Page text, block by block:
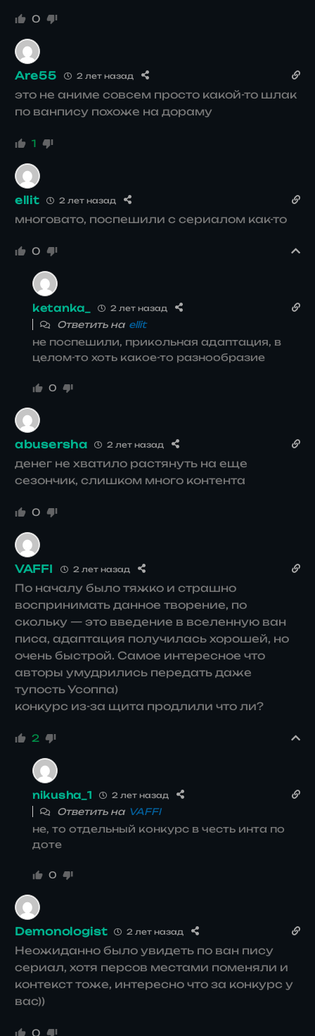
0
Are55 2 лет назад
это не аниме совсем просто какой-то шлак
по ванпису похоже на дораму
1
ellit 2 лет назад
многовато, поспешили с сериалом как-то
0
ketanka_ 2 лет назад
Ответить на ellit
не поспешили, прикольная адаптация, в
целом-то хоть какое-то разнообразие
0
abusersha 2 лет назад
денег не хватило растянуть на еще
сезончик, слишком много контента
0
VAFFI 2 лет назад
По началу было тяжко и страшно
воспринимать данное творение, по
скольку — это введение в вселенную ван
писа, адаптация получилась хорошей, но
очень быстрой. Самое интересное что
авторы умудрились передать даже
тупость Усоппа)
конкурс из-за щита продлили что ли?
2
nikusha_1 2 лет назад
Ответить на VAFFI
не, то отдельный конкурс в честь инта по
доте
0
Demonologist 2 лет назад
Неожиданно было увидеть по ван пису
сериал, хотя персов местами поменяли и
контекст тоже, интересно что за конкурс у
вас))
0